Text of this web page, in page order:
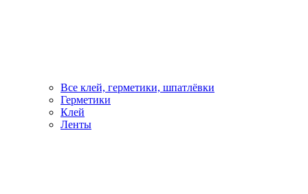
Все клей, герметики, шпатлёвки
Герметики
Клей
Ленты